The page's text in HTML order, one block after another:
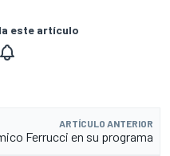
este artículo
ARTÍCULO ANTERIOR
Ferrucci en su programa